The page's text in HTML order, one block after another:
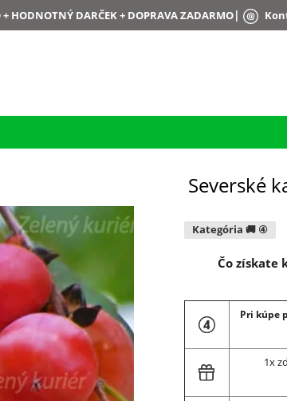
HODNOTNÝ DARČEK + DOPRAVA ZADARMO|
Severské
Kategória 🚚 ④
Čo získate
Pri kúpe
1x